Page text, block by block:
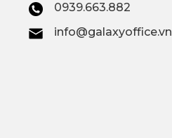
0939.663.882
info@galaxyoffice.vn